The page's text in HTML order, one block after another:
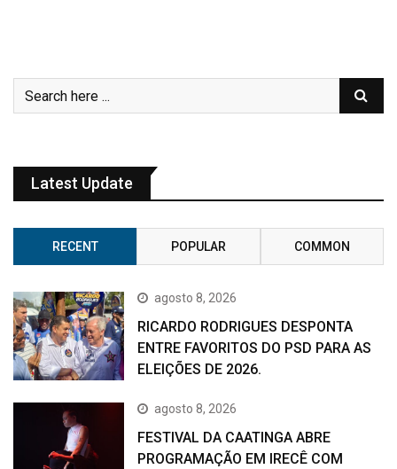
Latest Update
RECENT POPULAR COMMON
agosto 8, 2026
RICARDO RODRIGUES DESPONTA
ENTRE FAVORITOS DO PSD PARA AS
ELEIÇÕES DE 2026.
agosto 8, 2026
FESTIVAL DA CAATINGA ABRE
PROGRAMAÇÃO EM IRECÊ COM